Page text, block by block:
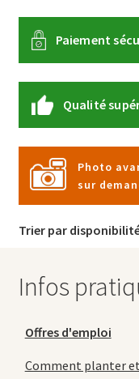
Paiement
Qualité
Photo
sur
Trier par
Infos
Offres d'emploi
Comment planter